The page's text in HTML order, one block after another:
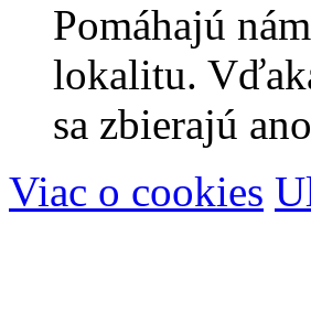
Pomáhajú
lokalitu.
sa zbierajú
Viac o cookies